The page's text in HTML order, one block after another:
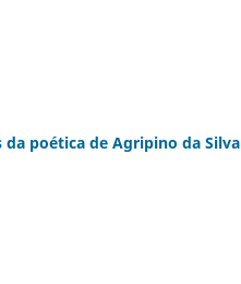
poética de Agripino da Silva